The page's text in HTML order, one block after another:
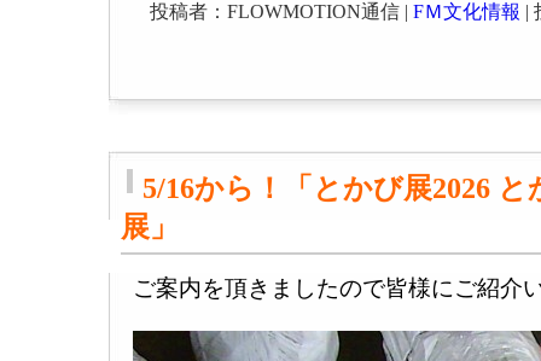
投稿者：FLOWMOTION通信 | FＭ文化情報 |
5/16から！「とかび展2026
展」
ご案内を頂きましたので皆様にご紹介